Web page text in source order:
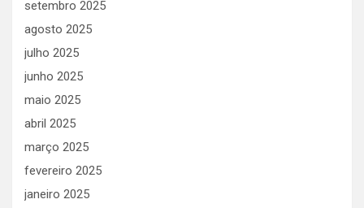
setembro 2025
agosto 2025
julho 2025
junho 2025
maio 2025
abril 2025
março 2025
fevereiro 2025
janeiro 2025